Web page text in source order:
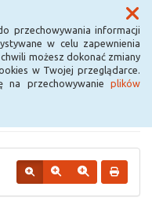
przechowywania informacji
w celu zapewnienia
możesz dokonać zmiany
w Twojej przeglądarce.
na przechowywanie plików
Menu